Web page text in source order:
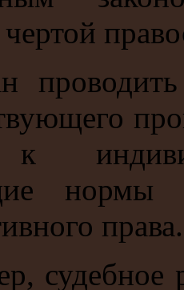
к
нормы
права.
судебное